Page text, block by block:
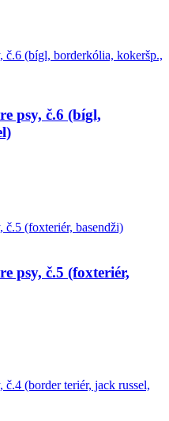
psy, č.6 (bígl,
psy, č.5 (foxteriér,